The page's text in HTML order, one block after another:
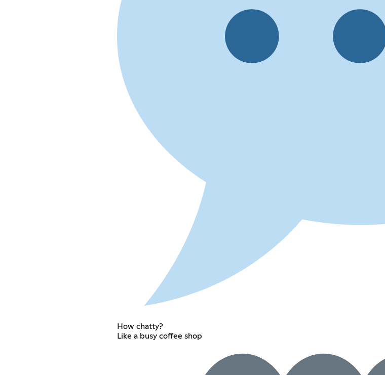
How chatty?
Like a busy coffee shop